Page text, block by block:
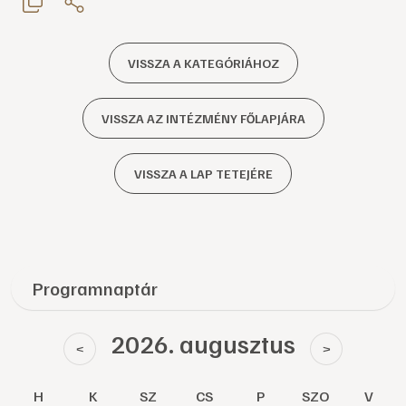
VISSZA A KATEGÓRIÁHOZ
VISSZA AZ INTÉZMÉNY FŐLAPJÁRA
VISSZA A LAP TETEJÉRE
Programnaptár
< 2026. augusztus >
H K SZ CS P SZO V